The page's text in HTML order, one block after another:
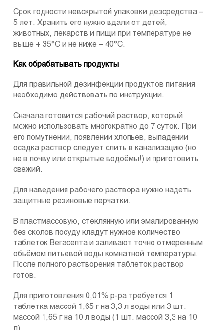
Срок годности невскрытой упаковки дезсредства –
5 лет. Хранить его нужно вдали от детей,
животных, лекарств и пищи при температуре не
выше + 35°C и не ниже – 40°C.
Как обрабатывать продукты
Для правильной дезинфекции продуктов питания
необходимо действовать по инструкции.
Сначала готовится рабочий раствор, который
можно использовать многократно до 7 суток. При
его помутнении, появлении хлопьев, выпадении
осадка раствор следует слить в канализацию (но
не в почву или открытые водоёмы!) и приготовить
свежий.
Для наведения рабочего раствора нужно надеть
защитные резиновые перчатки.
В пластмассовую, стеклянную или эмалированную
без сколов посуду кладут нужное количество
таблеток Вегасепта и заливают точно отмеренным
объёмом питьевой воды комнатной температуры.
После полного растворения таблеток раствор
готов.
Для приготовления 0,01% р-ра требуется 1
таблетка массой 1,65 г на 3,3 л воды или 3 шт.
массой 1,65 г на 10 л воды (1 шт. массой 3,3 на 10
л).